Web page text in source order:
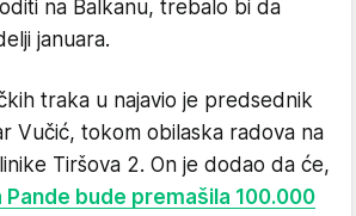
na Balkanu, trebalo bi da
januara.
traka u najavio je predsednik
Vučić, tokom obilaska radova na
Tiršova 2. On je dodao da će,
bude premašila 100.000